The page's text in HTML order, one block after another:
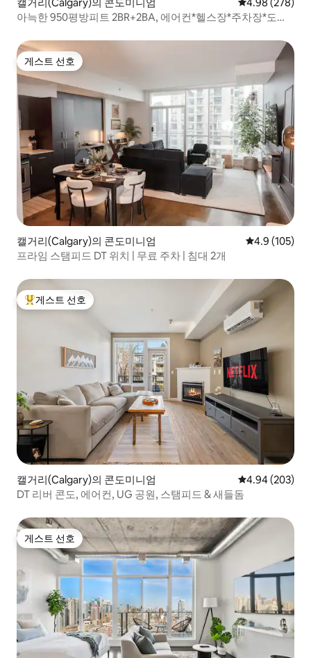
아늑한 950평방피트 2BR+2BA, 에어컨*헬스장*주차장*도시&
게스트 선호
게스트 선호
캘거리(Calgary)의 콘도미니엄 평점 4.9점(5
4.9 (105)
프라임 스탬피드 DT 위치 | 무료 주차 | 침대 2개
상위 게스트 선호
게스트 선호
캘거리(Calgary)의 콘도미니엄 평점 4.94점(5
4.94 (203)
DT 리버 콘도, 에어컨, UG 공원, 스탬피드 & 새들돔
게스트 선호
게스트 선호